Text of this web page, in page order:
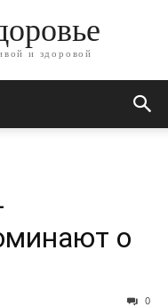
и здоровой
о
0